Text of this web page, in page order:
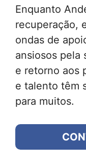
Enquanto
recuperação,
ondas de
ansiosos pela
e retorno aos
e talento têm
para muitos.